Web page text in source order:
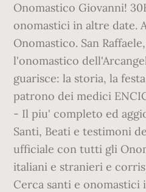
Onomastico Giovanni!
onomastici in altre date.
Onomastico. San
l'onomastico
guarisce: la storia, la
patrono dei medici
- Il piu' completo ed
Santi, Beati e testimoni
ufficiale con tutti gli
italiani e stranieri e
Cerca santi e onomastici